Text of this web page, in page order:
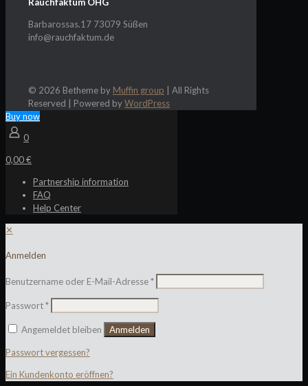
Rauchfaktum OHG
Barbarossas.17 73079 Süßen
info@rauchfaktum.de
© 2026 Betheme by Muffin group | All Rights
Reserved | Powered byWordPress
Buy now
0
0,00 €
Partnership information
FAQ
Help Center
✕
Anmelden
Benutzername oder E-Mail-Adresse*
Passwort*
Angemeldet bleiben Anmelden
Passwort vergessen?
Ein Kundenkonto eröffnen?